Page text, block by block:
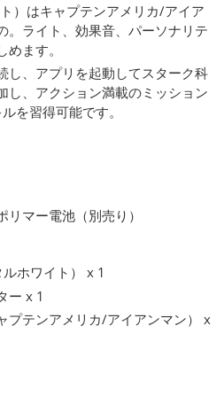
）はキャプテンアメリカ/アイア
。ライト、効果音、パーソナリテ
ます。
し、アプリを起動してスターク科
し、アクション満載のミッション
を習得可能です。
マー電池（別売り）
ホワイト） x 1
ー x 1
プテンアメリカ/アイアンマン） x